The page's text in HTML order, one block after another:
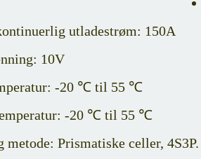
utladestrøm: 150A
10V
-20 ℃ til 55 ℃
-20 ℃ til 55 ℃
metode: Prismatiske celler, 4S3P.